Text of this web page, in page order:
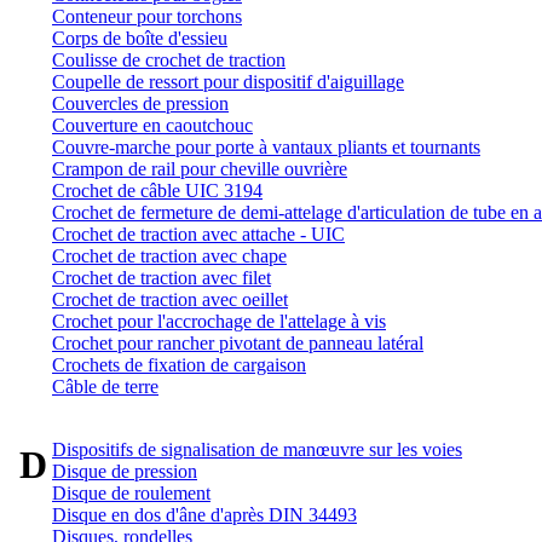
Conteneur pour torchons
Corps de boîte d'essieu
Coulisse de crochet de traction
Coupelle de ressort pour dispositif d'aiguillage
Couvercles de pression
Couverture en caoutchouc
Couvre-marche pour porte à vantaux pliants et tournants
Crampon de rail pour cheville ouvrière
Crochet de câble UIC 3194
Crochet de fermeture de demi-attelage d'articulation de tube en
Crochet de traction avec attache - UIC
Crochet de traction avec chape
Crochet de traction avec filet
Crochet de traction avec oeillet
Crochet pour l'accrochage de l'attelage à vis
Crochet pour rancher pivotant de panneau latéral
Crochets de fixation de cargaison
Câble de terre
DDispositifs de signalisation de manœuvre sur les voies
Disque de pression
Disque de roulement
Disque en dos d'âne d'après DIN 34493
Disques, rondelles